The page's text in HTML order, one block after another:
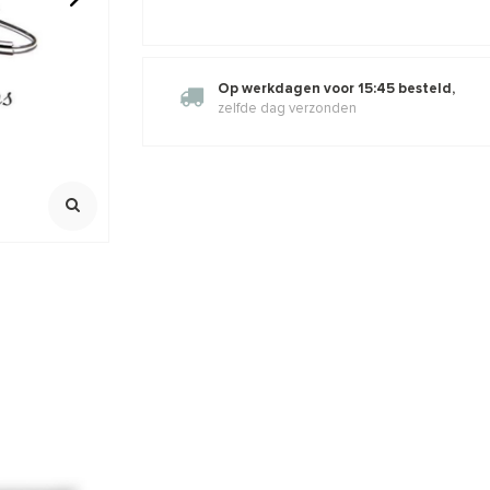
ca. 9-
Ca. 39x19mm
Oogje ca.
Op werkdagen voor 15:45 besteld,
zelfde dag verzonden